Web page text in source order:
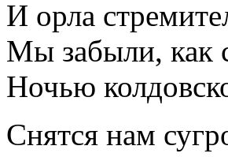
И орла
Мы забыли, как
Ночью
Снятся нам